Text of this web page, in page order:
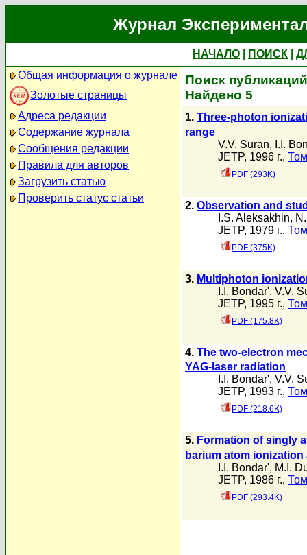
Журнал
НАЧАЛО ПОИСК
Общая информация о журнале
Золотые страницы
Адреса редакции
Содержание журнала
Сообщения редакции
Правила для авторов
Загрузить статью
Проверить статус статьи
Поиск
Найдено 5
1. Three-photon
range
V.V. Suran, I.I.
JETP, 1996 г.,
PDF (293K)
2. Observation and
I.S. Aleksakhin,
JETP, 1979 г.,
PDF (375K)
3. Multiphoton
I.I. Bondar', V.V.
JETP, 1995 г.,
PDF (175.8K)
4. The two-electron
YAG-laser radiation
I.I. Bondar', V.V.
JETP, 1993 г.,
PDF (218.6K)
5. Formation of singly
barium atom ionization
I.I. Bondar', M.I.
JETP, 1986 г.,
PDF (293.4K)